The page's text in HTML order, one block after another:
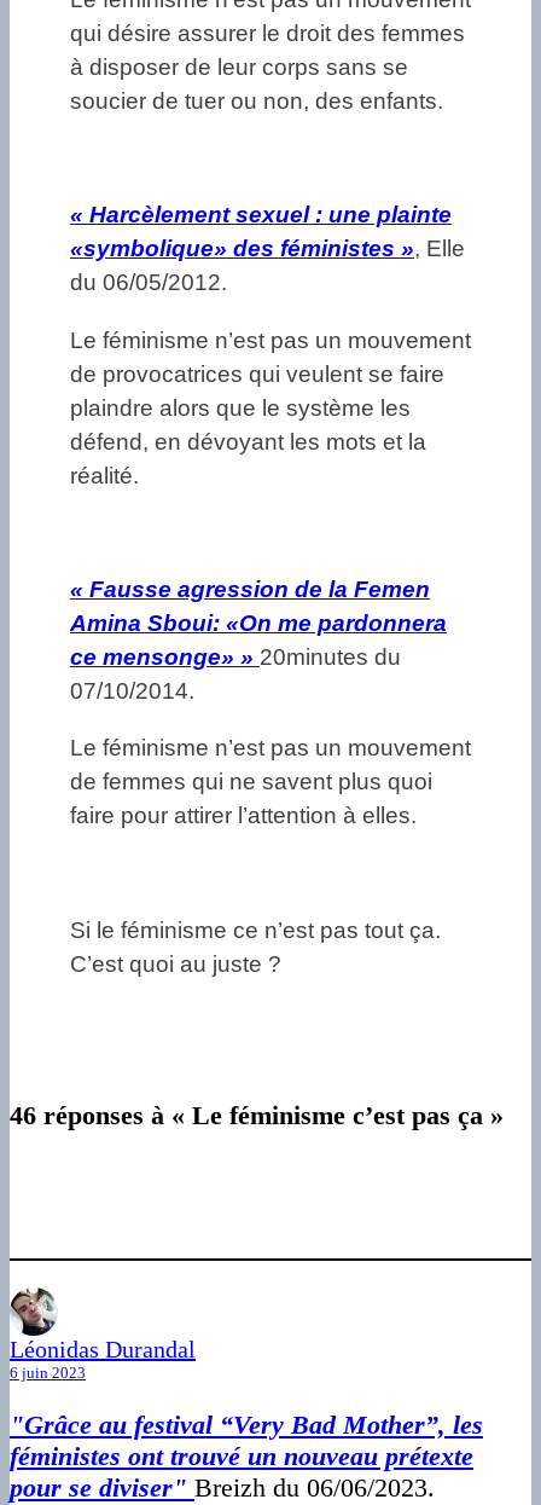
qui désire assurer le droit des femmes
à disposer de leur corps sans se
soucier de tuer ou non, des enfants.
« Harcèlement sexuel : une plainte
«symbolique» des féministes », Elle
du 06/05/2012.
Le féminisme n’est pas un mouvement
de provocatrices qui veulent se faire
plaindre alors que le système les
défend, en dévoyant les mots et la
réalité.
« Fausse agression de la Femen
Amina Sboui: «On me pardonnera
ce mensonge» » 20minutes du
07/10/2014.
Le féminisme n’est pas un mouvement
de femmes qui ne savent plus quoi
faire pour attirer l’attention à elles.
Si le féminisme ce n’est pas tout ça.
C’est quoi au juste ?
46 réponses à « Le féminisme c’est pas ça »
Léonidas Durandal
6 juin 2023
"Grâce au festival “Very Bad Mother”, les
féministes ont trouvé un nouveau prétexte
pour se diviser" Breizh du 06/06/2023.